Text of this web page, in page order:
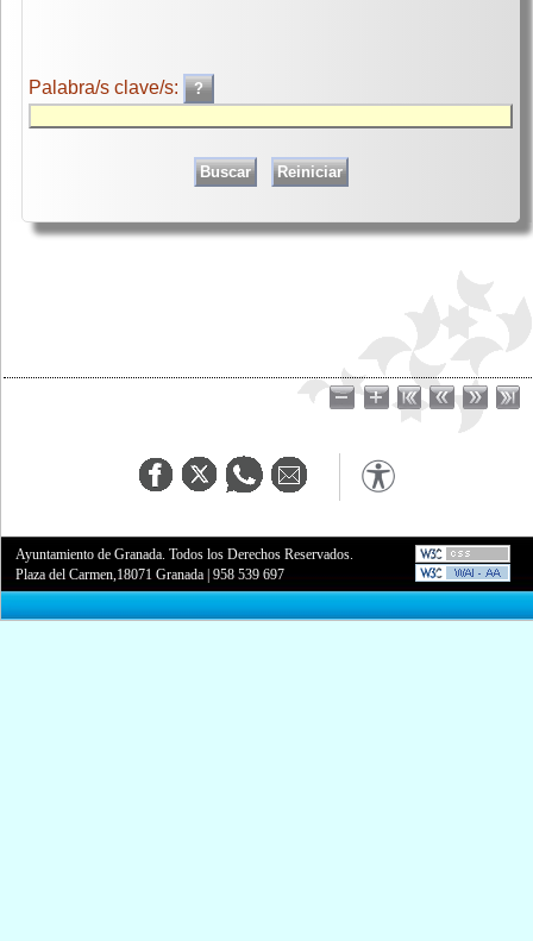
Palabra/s clave/s:
Ayuntamiento de Granada. Todos los Derechos Reservados.
Plaza del Carmen,18071 Granada |958 539 697